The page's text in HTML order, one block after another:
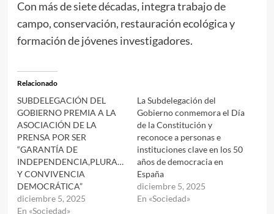
Con más de siete décadas, integra trabajo de
campo, conservación, restauración ecológica y
formación de jóvenes investigadores.
Relacionado
SUBDELEGACIÓN DEL
GOBIERNO PREMIA A LA
ASOCIACIÓN DE LA
PRENSA POR SER
“GARANTÍA DE
INDEPENDENCIA,PLURALIDAD
Y CONVIVENCIA
DEMOCRÁTICA”
diciembre 5, 2025
En «Sociedad»
La Subdelegación del
Gobierno conmemora el Día
de la Constitución y
reconoce a personas e
instituciones clave en los 50
años de democracia en
España
diciembre 5, 2025
En «Sociedad»